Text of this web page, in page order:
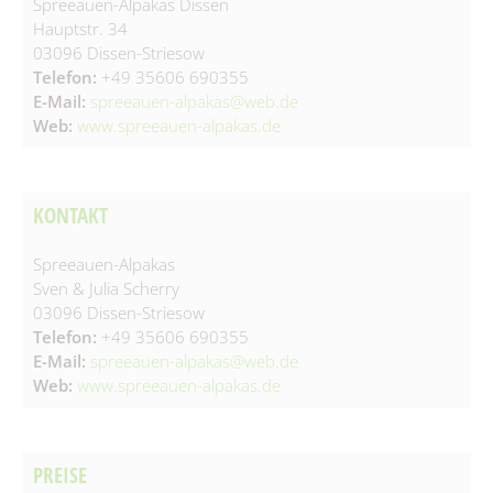
Fundtiere
Zahlen & Statistik
Formularservice
Spielplätze
Spenden & Sponsoring
Tourismus
Spreeauen-Alpakas Dissen
Hauptstr. 34
03096 Dissen-Striesow
Telefon: +49 35606 690355
E-Mail: spreeauen-alpakas@web.de
Web: www.spreeauen-alpakas.de
KONTAKT
Spreeauen-Alpakas
Sven & Julia Scherry
03096 Dissen-Striesow
Telefon: +49 35606 690355
E-Mail: spreeauen-alpakas@web.de
Web: www.spreeauen-alpakas.de
PREISE